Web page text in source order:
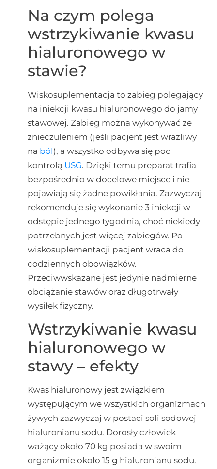
Na czym polega
wstrzykiwanie kwasu
hialuronowego w
stawie?
Wiskosuplementacja to zabieg polegający
na iniekcji kwasu hialuronowego do jamy
stawowej. Zabieg można wykonywać ze
znieczuleniem (jeśli pacjent jest wrażliwy
na ból), a wszystko odbywa się pod
kontrolą USG. Dzięki temu preparat trafia
bezpośrednio w docelowe miejsce i nie
pojawiają się żadne powikłania. Zazwyczaj
rekomenduje się wykonanie 3 iniekcji w
odstępie jednego tygodnia, choć niekiedy
potrzebnych jest więcej zabiegów. Po
wiskosuplementacji pacjent wraca do
codziennych obowiązków.
Przeciwwskazane jest jedynie nadmierne
obciążanie stawów oraz długotrwały
wysiłek fizyczny.
Wstrzykiwanie kwasu
hialuronowego w
stawy – efekty
Kwas hialuronowy jest związkiem
występującym we wszystkich organizmach
żywych zazwyczaj w postaci soli sodowej
hialuronianu sodu. Dorosły człowiek
ważący około 70 kg posiada w swoim
organizmie około 15 g hialuronianu sodu.